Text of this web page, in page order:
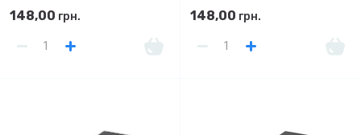
148,00 грн. 148,00 грн.